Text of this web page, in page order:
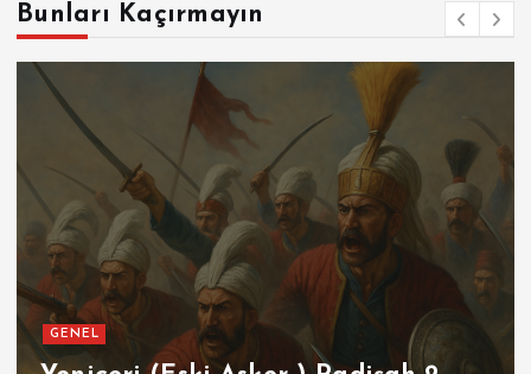
Bunları Kaçırmayın
GENEL